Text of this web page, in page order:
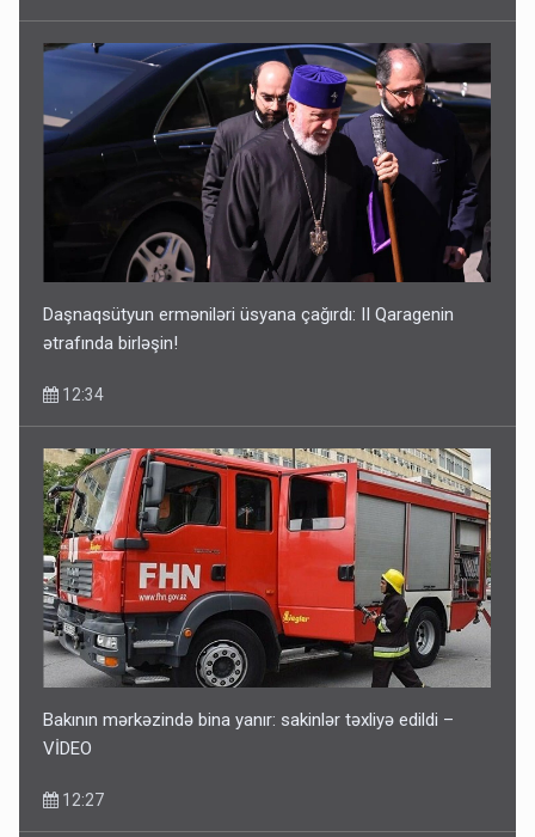
Daşnaqsütyun erməniləri üsyana çağırdı: II Qaragenin
ətrafında birləşin!
12:34
Bakının mərkəzində bina yanır: sakinlər təxliyə edildi –
VİDEO
12:27